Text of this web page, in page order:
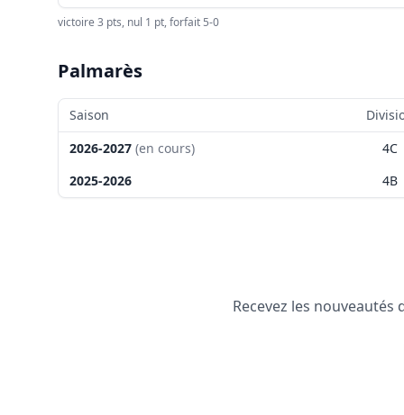
victoire 3 pts, nul 1 pt, forfait 5-0
Palmarès
Saison
2026-2027 (en cours) 4C
2025-2026
4B
Recevez les